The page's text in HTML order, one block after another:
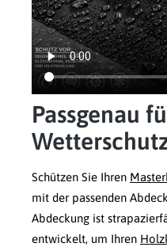
Passgenau
Schützen Sie Ihren
mit der passenden
Abdeckung ist
entwickelt, um Ihren